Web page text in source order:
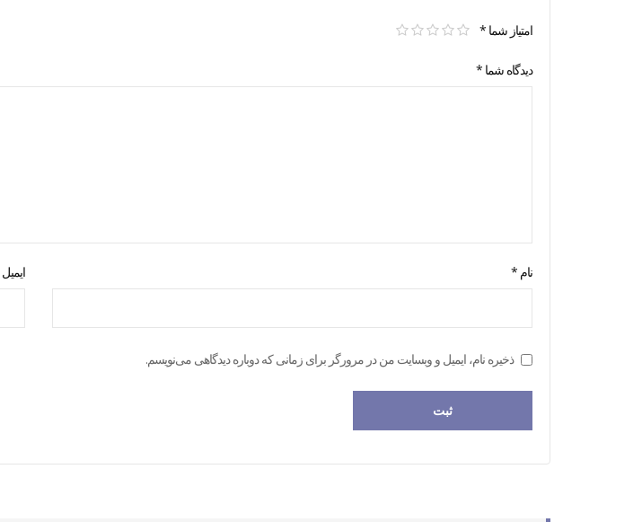
امتیاز شما *
دیدگاه شما *
نام * ایمیل
ذخیره نام، ایمیل و وبسایت من در مرورگر برای زمانی که دوباره دیدگاهی می‌نویسم.